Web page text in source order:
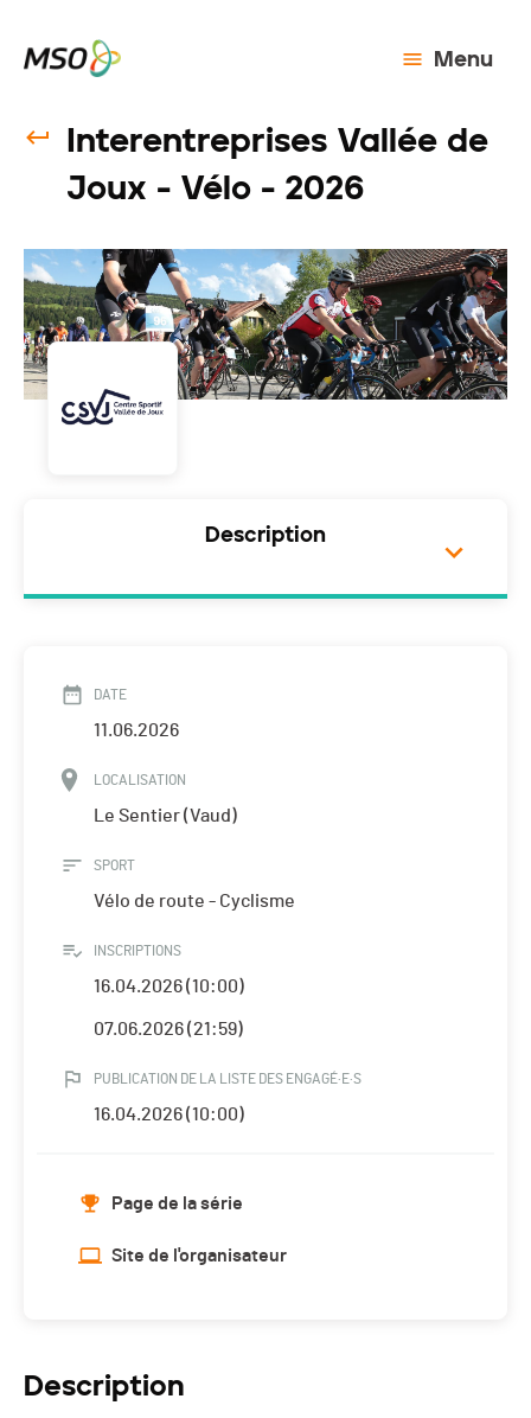
Menu
Interentreprises Vallée de
Joux - Vélo - 2026
Description
DATE
11.06.2026
LOCALISATION
Le Sentier (Vaud)
SPORT
Vélo de route - Cyclisme
INSCRIPTIONS
16.04.2026 (10:00)
07.06.2026 (21:59)
PUBLICATION DE LA LISTE DES ENGAGÉ·E·S
16.04.2026 (10:00)
Page de la série
Site de l'organisateur
Description